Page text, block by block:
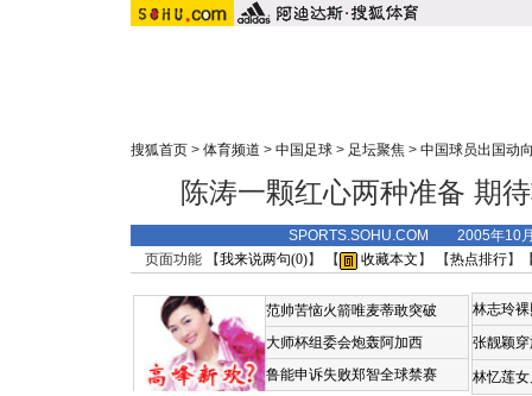
搜狐首页 > 体育频道 > 中国足球 > 足坛聚焦 > 中国球员出国动
陈涛一颗红心两种准备 期
SPORTS.SOHU.COM 2005年10
页面功能 【我来说两句(0)】 【 收藏本文 】 【热点排行】
范帅苦恼火箭唯麦蒂敢突破
大师杯组委会炮轰阿加西
鲁能申诉失败郑智全球禁赛
林志玲
张靓颖
林忆莲